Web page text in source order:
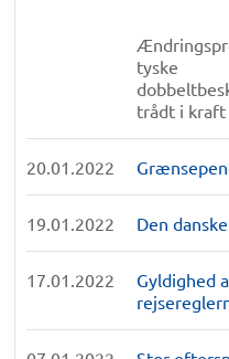
tyske
trådt i kraft
20.01.2022
19.01.2022 Den
17.01.2022
Gyldighed